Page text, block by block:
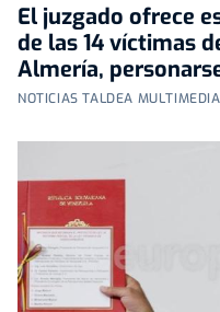
El juzgado ofrece
de las 14 víctimas
Almería,
NOTICIAS TALDEA MULTIMEDIA